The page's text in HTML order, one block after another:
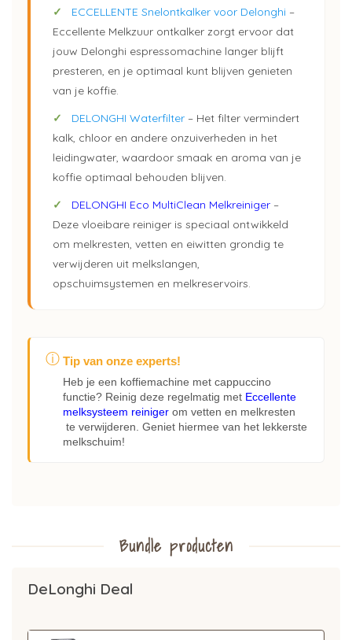
✓ ECCELLENTE Snelontkalker voor Delonghi –
Eccellente Melkzuur ontkalker zorgt ervoor dat
jouw Delonghi espressomachine langer blijft
presteren, en je optimaal kunt blijven genieten
van je koffie.
✓
DELONGHI Waterfilter – Het filter vermindert
kalk, chloor en andere onzuiverheden in het
leidingwater, waardoor smaak en aroma van je
koffie optimaal behouden blijven.
✓
DELONGHI Eco MultiClean Melkreiniger –
Deze vloeibare reiniger is speciaal ontwikkeld
om melkresten, vetten en eiwitten grondig te
verwijderen uit melkslangen,
opschuimsystemen en melkreservoirs.
ⓘ Tip van onze experts!
Heb je een koffiemachine met cappuccino
functie? Reinig deze regelmatig met Eccellente
melksysteem reiniger om vetten en melkresten
te verwijderen. Geniet hiermee van het lekkerste
melkschuim!
Bundle producten
DeLonghi Deal